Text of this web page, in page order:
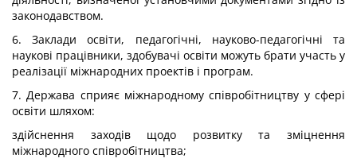
законодавством.
6. Заклади освіти, педагогічні, науково-педагогічні та
наукові працівники, здобувачі освіти можуть брати участь у
реалізації міжнародних проектів і програм.
7. Держава сприяє міжнародному співробітництву у сфері
освіти шляхом:
здійснення заходів щодо розвитку та зміцнення
міжнародного співробітництва;